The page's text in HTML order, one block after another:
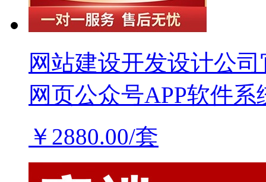
网站建设开发设计公
网页公众号APP软件
￥2880.00/套